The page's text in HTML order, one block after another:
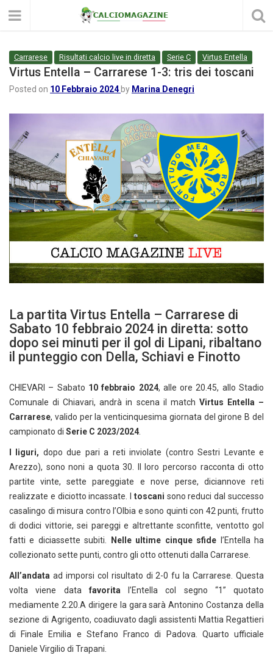
Carrarese Risultati calcio live in diretta Serie C Virtus Entella
Virtus Entella – Carrarese 1-3: tris dei toscani
Posted on 10 Febbraio 2024 by Marina Denegri
La partita Virtus Entella – Carrarese di
Sabato 10 febbraio 2024 in diretta: sotto
dopo sei minuti per il gol di Lipani, ribaltano
il punteggio con Della, Schiavi e Finotto
CHIEVARI – Sabato 10 febbraio 2024, alle ore 20.45, allo Stadio
Comunale di Chiavari, andrà in scena il match Virtus Entella –
Carrarese, valido per la venticinquesima giornata del girone B del
campionato di Serie C 2023/2024.
I liguri, dopo due pari a reti inviolate (contro Sestri Levante e
Arezzo), sono noni a quota 30. Il loro percorso racconta di otto
partite vinte, sette pareggiate e nove perse, diciannove reti
realizzate e diciotto incassate. I toscani sono reduci dal successo
casalingo di misura contro l’Olbia e sono quinti con 42 punti, frutto
di dodici vittorie, sei pareggi e altrettante sconfitte, ventotto gol
fatti e diciassette subiti.
Nelle ultime cinque sfide l’Entella ha
collezionato sette punti, contro gli otto ottenuti dalla Carrarese.
All’andata ad imporsi col risultato di 2-0 fu la Carrarese. Questa
volta viene data favorital’Entella col segno “1” quotato
mediamente 2.20.A dirigere la gara sarà Antonino Costanza della
sezione di Agrigento, coadiuvato dagli assistenti Mattia Regattieri
di Finale Emilia e Stefano Franco di Padova. Quarto ufficiale
Daniele Virgilio di Trapani.